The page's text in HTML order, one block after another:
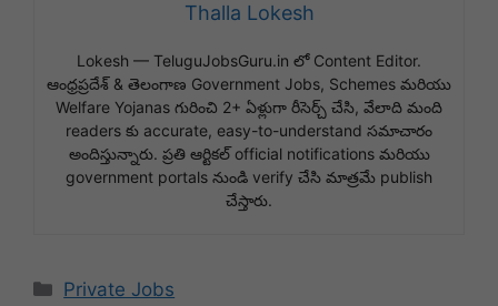
Thalla Lokesh
Lokesh — TeluguJobsGuru.in లో Content Editor.
ఆంధ్రప్రదేశ్ & తెలంగాణ Government Jobs, Schemes మరియు
Welfare Yojanas గురించి 2+ ఏళ్లుగా రీసెర్చ్ చేసి, వేలాది మంది
readers కు accurate, easy-to-understand సమాచారం
అందిస్తున్నారు. ప్రతి ఆర్టికల్ official notifications మరియు
government portals నుండి verify చేసి మాత్రమే publish
చేస్తారు.
Categories
Private Jobs